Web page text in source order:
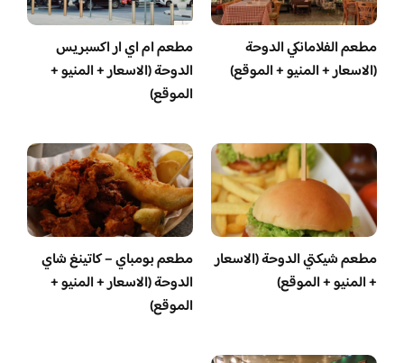
مطعم الفلامانكي الدوحة
(الاسعار + المنيو + الموقع)
مطعم ام اي ار اكسبريس
الدوحة (الاسعار + المنيو +
الموقع)
مطعم شيكتي الدوحة (الاسعار
+ المنيو + الموقع)
مطعم بومباي – كاتينغ شاي
الدوحة (الاسعار + المنيو +
الموقع)